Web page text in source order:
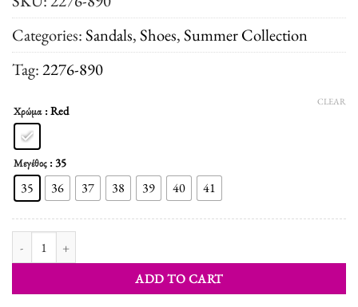
Categories:Sandals,Shoes,Summer Collection
Tag:2276-890
Χρώμα : Red
Μεγέθος : 35
35 36 37 38 39 40 41
CLEAR
ADD TO CART